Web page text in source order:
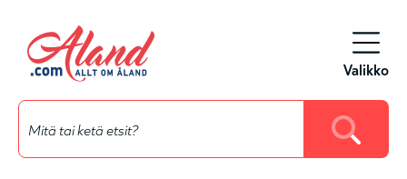
Siirry
pääsisältöön
Valikko